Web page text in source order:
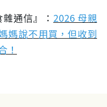
通信』： 2026 母親
媽說不用買，但收到
！